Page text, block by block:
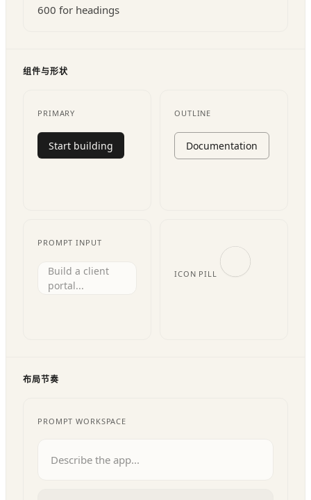
600 for headings
组件与形状
PRIMARY
Start building
OUTLINE
Documentation
PROMPT INPUT
Build a client
portal...
ICON PILL
布局节奏
PROMPT WORKSPACE
Describe the app...